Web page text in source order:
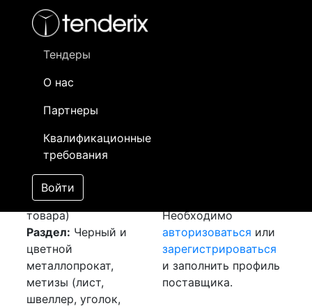
Тендеры
О нас
Партнеры
Квалификационные
требования
Войти
- активный лот
- сохраненный лот (не опубликован)
Закуп: Медный
пруток[Завершен]
Победитель выбран
Лот №:4979
АУКЦИОН (покупка
товара)
Раздел: Черный и
цветной
металлопрокат,
метизы (лист,
швеллер, уголок,
Необходимо
авторизоваться или
зарегистрироваться
и заполнить профиль
поставщика.